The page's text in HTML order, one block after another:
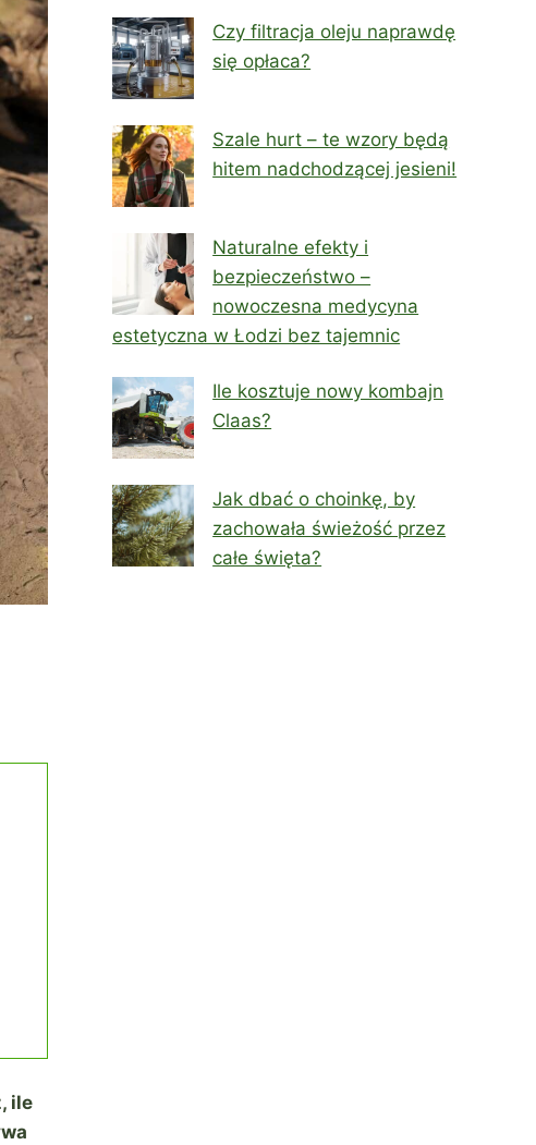
ile
Czy filtracja oleju naprawdę
się opłaca?
Szale hurt – te wzory będą
hitem nadchodzącej jesieni!
Naturalne efekty i
bezpieczeństwo –
nowoczesna medycyna
estetyczna w Łodzi bez tajemnic
Ile kosztuje nowy kombajn
Claas?
Jak dbać o choinkę, by
zachowała świeżość przez
całe święta?